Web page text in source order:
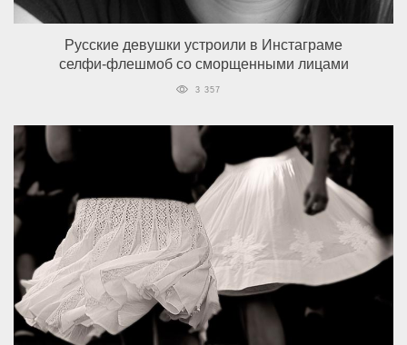
Русские девушки устроили в Инстаграме
селфи-флешмоб со сморщенными лицами
3 357